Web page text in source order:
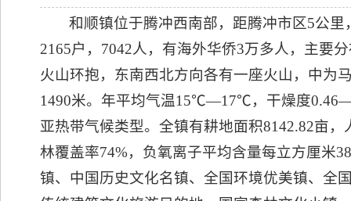
和顺镇位于腾冲西南部，距腾冲市区5公
2165户，7042人，有海外华侨3万多人，主要
火山环抱，东南西北方向各有一座火山，中为
1490米。年平均气温15℃—17℃，干燥度
亚热带气候类型。全镇有耕地面积8142.82亩
林覆盖率74%，负氧离子平均含量每立方厘米
镇、中国历史文化名镇、全国环境优美镇、全